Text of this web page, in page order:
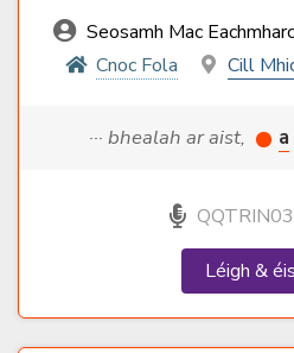
Seosamh Mac
Cnoc Fola
Cill
··· bhealah ar aist, a
Léigh &